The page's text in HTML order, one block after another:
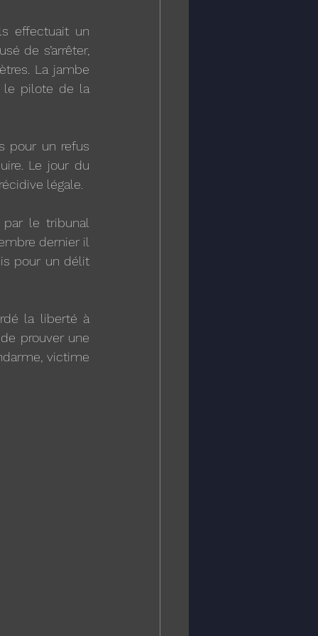
effectuait un
de s’arrêter,
La jambe
le pilote de la
pour un refus
Le jour du
légale.
par le tribunal
dernier il
pour un délit
la liberté à
prouver une
victime